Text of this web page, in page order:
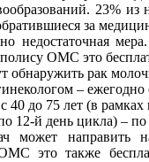
23%
за
недостаточная
ОМС это
обнаружить рак
–
40 до 75 лет (в
12-й день цикла) – по
может
это также